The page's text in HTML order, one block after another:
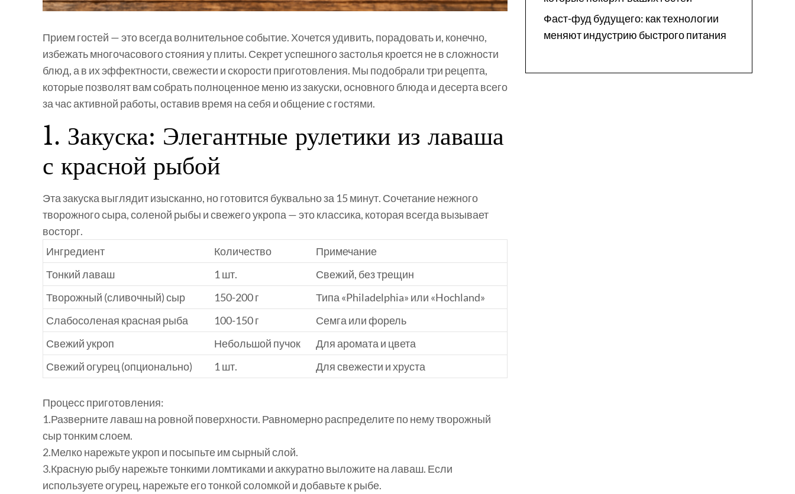
Прием гостей — это всегда волнительное событие. Хочется удивить, порадовать и, конечно,
избежать многочасового стояния у плиты. Секрет успешного застолья кроется не в сложности
блюд, а в ихэффектности, свежести и скорости приготовления. Мы подобрали три рецепта,
которые позволят вам собрать полноценное меню из закуски, основного блюда и десерта всего
за час активной работы, оставив время на себя и общение с гостями.
1. Закуска: Элегантные рулетики из лаваша
с красной рыбой
Эта закуска выглядит изысканно, но готовится буквально за 15 минут. Сочетание нежного
творожного сыра, соленой рыбы и свежего укропа — это классика, которая всегда вызывает
восторг.
Ингредиент
Количество
Примечание
Тонкий лаваш
1 шт.
Свежий, без трещин
Творожный (сливочный) сыр
150-200 г
Типа «Philadelphia» или «Hochland»
Слабосоленая красная рыба
100-150 г
Семга или форель
Свежий укроп
Небольшой пучок
Для аромата и цвета
Свежий огурец (опционально)
1 шт. Для свежести и хруста
Процесс приготовления:
1.Разверните лаваш на ровной поверхности. Равномерно распределите по нему творожный
сыр тонким слоем.
2.Мелко нарежьте укроп и посыпьте им сырный слой.
3.Красную рыбу нарежьте тонкими ломтиками и аккуратно выложите на лаваш. Если
используете огурец, нарежьте его тонкой соломкой и добавьте к рыбе.
Фаст-фуд будущего: как технологии
меняют индустрию быстрого питания